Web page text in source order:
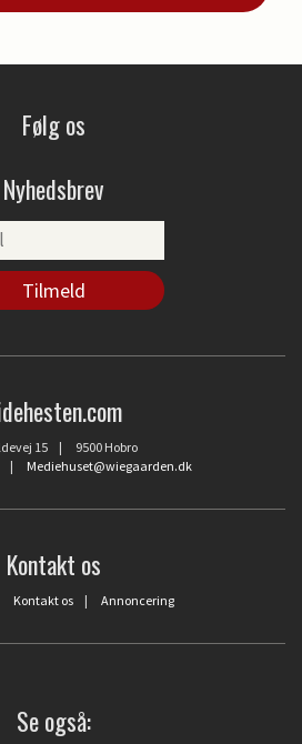
Følg os
Nyhedsbrev
15 | 9500 Hobro
Mediehuset@wiegaarden.dk
Kontakt os
Kontakt os | Annoncering
Se også: